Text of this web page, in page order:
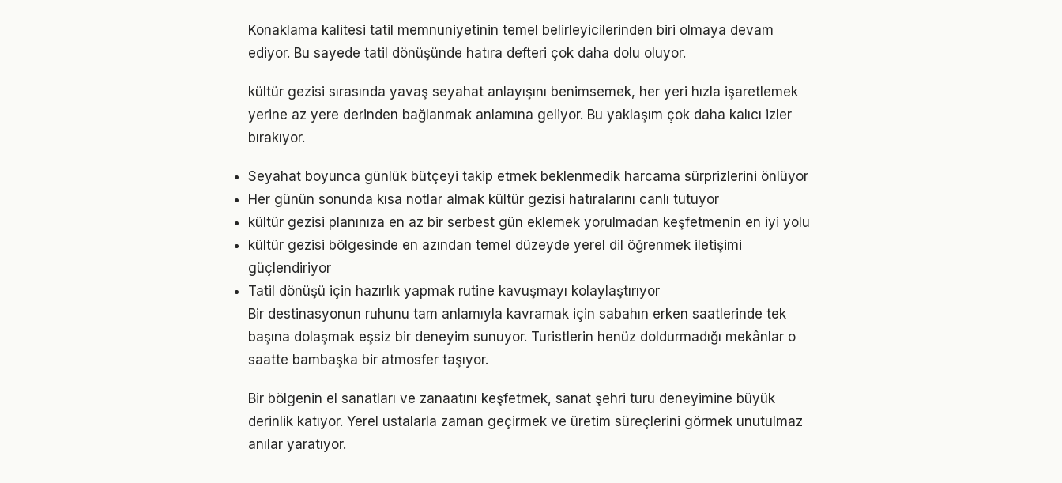
Konaklama kalitesi tatil memnuniyetinin temel belirleyicilerinden biri olmaya devam
ediyor. Bu sayede tatil dönüşünde hatıra defteri çok daha dolu oluyor.
kültür gezisi sırasında yavaş seyahat anlayışını benimsemek, her yeri hızla işaretlemek
yerine az yere derinden bağlanmak anlamına geliyor. Bu yaklaşım çok daha kalıcı izler
bırakıyor.
Seyahat boyunca günlük bütçeyi takip etmek beklenmedik harcama sürprizlerini önlüyor
Her günün sonunda kısa notlar almak kültür gezisi hatıralarını canlı tutuyor
kültür gezisi planınıza en az bir serbest gün eklemek yorulmadan keşfetmenin en iyi yolu
kültür gezisi bölgesinde en azından temel düzeyde yerel dil öğrenmek iletişimi
güçlendiriyor
Tatil dönüşü için hazırlık yapmak rutine kavuşmayı kolaylaştırıyor
Bir destinasyonun ruhunu tam anlamıyla kavramak için sabahın erken saatlerinde tek
başına dolaşmak eşsiz bir deneyim sunuyor. Turistlerin henüz doldurmadığı mekânlar o
saatte bambaşka bir atmosfer taşıyor.
Bir bölgenin el sanatları ve zanaatını keşfetmek, sanat şehri turu deneyimine büyük
derinlik katıyor. Yerel ustalarla zaman geçirmek ve üretim süreçlerini görmek unutulmaz
anılar yaratıyor.